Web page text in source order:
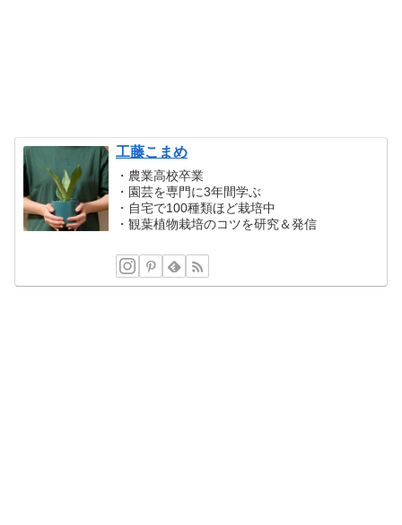
工藤こまめ
・農業高校卒業
・園芸を専門に3年間学ぶ
・自宅で100種類ほど栽培中
・観葉植物栽培のコツを研究＆発信